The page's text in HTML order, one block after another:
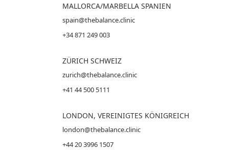
MALLORCA/MARBELLA SPANIEN
spain@thebalance.clinic
+34 871 249 003
ZÜRICH SCHWEIZ
zurich@thebalance.clinic
+41 44 500 5111
LONDON, VEREINIGTES KÖNIGREICH
london@thebalance.clinic
+44 20 3996 1507